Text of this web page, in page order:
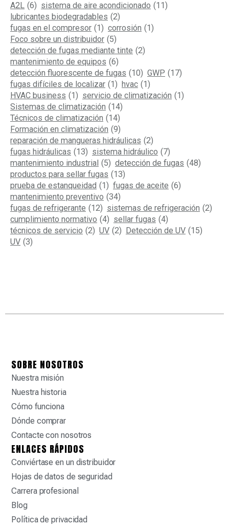
A2L (6) sistema de aire acondicionado (11)
lubricantes biodegradables (2)
fugas en el compresor (1) corrosión (1)
Foco sobre un distribuidor (5)
detección de fugas mediante tinte (2)
mantenimiento de equipos (6)
detección fluorescente de fugas (10) GWP (17)
fugas difíciles de localizar (1) hvac (1)
HVAC business (1) servicio de climatización (1)
Sistemas de climatización (14)
Técnicos de climatización (14)
Formación en climatización (9)
reparación de mangueras hidráulicas (2)
fugas hidráulicas (13) sistema hidráulico (7)
mantenimiento industrial (5) detección de fugas (48)
productos para sellar fugas (13)
prueba de estanqueidad (1) fugas de aceite (6)
mantenimiento preventivo (34)
fugas de refrigerante (12) sistemas de refrigeración (2)
cumplimiento normativo (4) sellar fugas (4)
técnicos de servicio (2) UV (2) Detección de UV (15)
UV (3)
SOBRE NOSOTROS
Nuestra misión
Nuestra historia
Cómo funciona
Dónde comprar
Contacte con nosotros
ENLACES RÁPIDOS
Conviértase en un distribuidor
Hojas de datos de seguridad
Carrera profesional
Blog
Política de privacidad